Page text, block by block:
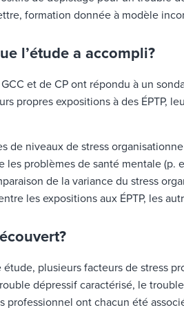
formation donnée à modèle
l’étude a accompli?
et de CP ont répondu à un
propres expositions à des ÉPTP,
de niveaux de stress
les problèmes de santé mentale (p.
de la variance du stress
les expositions aux ÉPTP, les
étude, plusieurs facteurs de stress
dépressif caractérisé, le
professionnel ont chacun été